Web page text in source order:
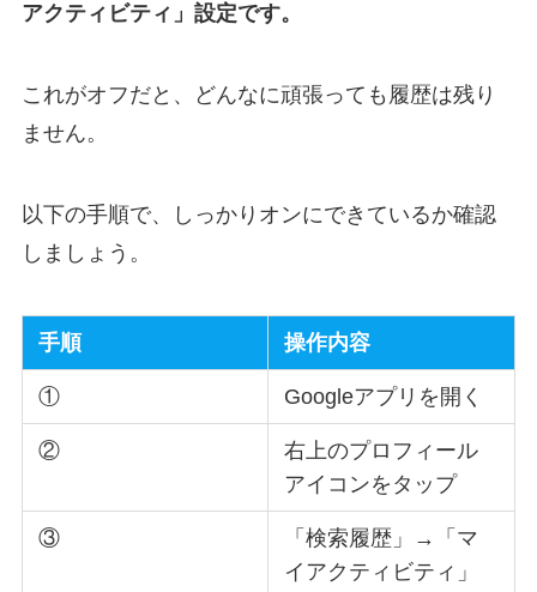
アクティビティ」設定です。
これがオフだと、どんなに頑張っても履歴は残り
ません。
以下の手順で、しっかりオンにできているか確認
しましょう。
手順 操作内容
① Googleアプリを開く
②
右上のプロフィール
アイコンをタップ
③
「検索履歴」→「マ
イアクティビティ」